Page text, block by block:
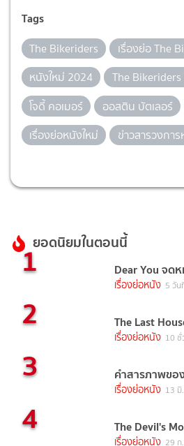
Tags
The Bikeriders
เรื่องย่อ The
หนังใหม่ 2024
The
โจดี้ คอเมอร์
ออสติน บัตเลอร์
เรื่องย่อหนังใหม่
ข่าวสารวงกา
ยอดนิยมในตอนนี้
1 Dear You จด
เรื่องย่อหนัง 5 วัน
2 The Last
เรื่องย่อหนัง 10 ชั่
3 คำสารภาพข
เรื่องย่อหนัง 13 มิ
4 The Devil's
เรื่องย่อหนัง 29 ก